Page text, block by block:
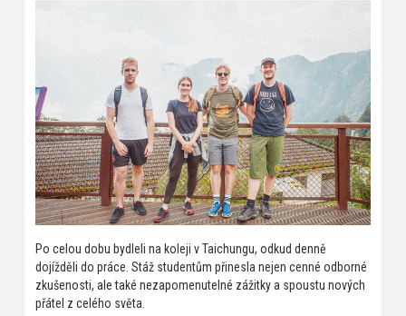
Po celou dobu bydleli na koleji v Taichungu, odkud denně
dojížděli do práce. Stáž studentům přinesla nejen cenné odborné
zkušenosti, ale také nezapomenutelné zážitky a spoustu nových
přátel z celého světa.